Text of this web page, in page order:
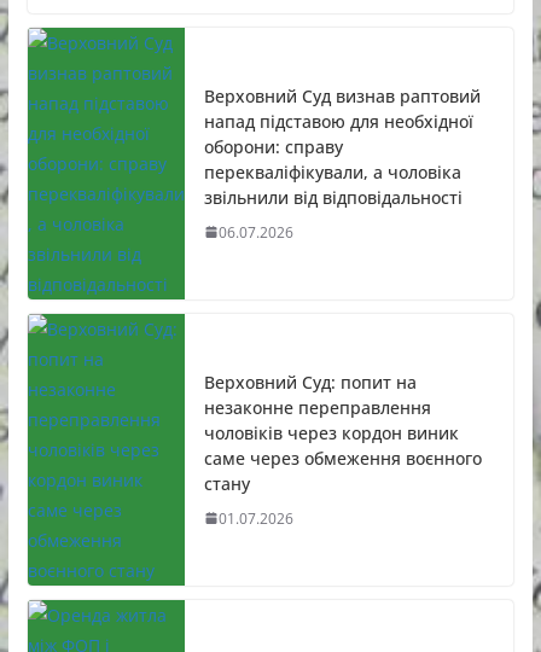
Верховний Суд визнав раптовий
напад підставою для необхідної
оборони: справу
перекваліфікували, а чоловіка
звільнили від відповідальності
06.07.2026
Верховний Суд: попит на
незаконне переправлення
чоловіків через кордон виник
саме через обмеження воєнного
стану
01.07.2026